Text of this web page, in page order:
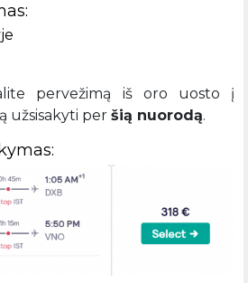
pervežimą iš oro uosto į
užsisakyti per šią nuorodą.